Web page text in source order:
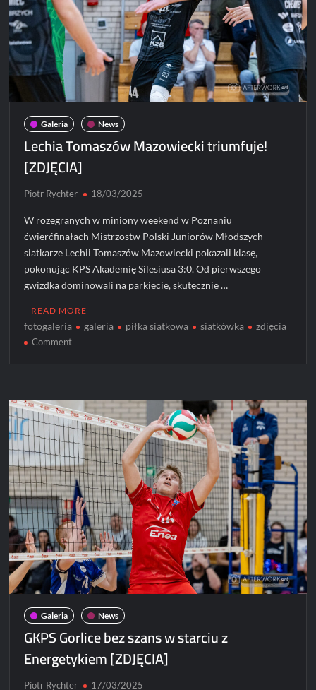
Galeria News
Lechia Tomaszów Mazowiecki triumfuje!
[ZDJĘCIA]
Piotr Rychter 18/03/2025
W rozegranych w miniony weekend w Poznaniu
ćwierćfinałach Mistrzostw Polski Juniorów Młodszych
siatkarze Lechii Tomaszów Mazowiecki pokazali klasę,
pokonując KPS Akademię Silesiusa 3:0. Od pierwszego
gwizdka dominowali na parkiecie, skutecznie …
READ MORE
fotogaleria galeria piłka siatkowa siatkówka zdjęcia
Commenton
triumfuje!
[ZDJĘCIA]
Galeria News
GKPS Gorlice bez szans w starciu z
Energetykiem [ZDJĘCIA]
Piotr Rychter 17/03/2025